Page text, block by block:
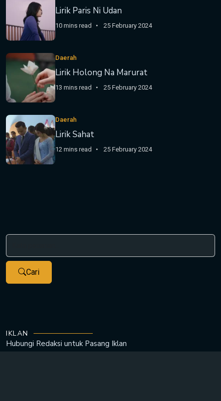
Lirik Paris Ni Udan
10 mins read 25 February 2024
Daerah
Lirik Holong Na Marurat
13 mins read 25 February 2024
Daerah
Lirik Sahat
12 mins read 25 February 2024
Cari
IKLAN
Hubungi Redaksi untuk Pasang Iklan